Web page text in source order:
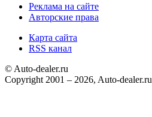
Реклама на сайте
Авторские права
Карта сайта
RSS канал
© Auto-dealer.ru
Copyright 2001 – 2026, Auto-dealer.ru